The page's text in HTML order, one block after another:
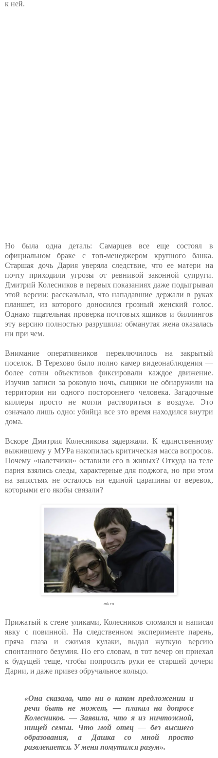
к ней.
Но была одна деталь: Самарцев все еще состоял в
официальном браке с топ-менеджером крупного банка.
Старшая дочь Дария уверяла следствие, что ее матери на
почту приходили угрозы от ревнивой законной супруги.
Дмитрий Колесников в первых показаниях даже подыгрывал
этой версии: рассказывал, что нападавшие держали в руках
планшет, из которого доносился грозный женский голос.
Однако тщательная проверка почтовых ящиков и биллингов
эту версию полностью разрушила: обманутая жена оказалась
ни при чем.
Внимание оперативников переключилось на закрытый
поселок. В Терехово было полно камер видеонаблюдения —
более сотни объективов фиксировали каждое движение.
Изучив записи за роковую ночь, сыщики не обнаружили на
территории ни одного постороннего человека. Загадочные
киллеры просто не могли раствориться в воздухе. Это
означало лишь одно: убийца все это время находился внутри
дома.
Вскоре Дмитрия Колесникова задержали. К единственному
выжившему у МУРа накопилась критическая масса вопросов.
Почему «налетчики» оставили его в живых? Откуда на теле
парня взялись следы, характерные для поджога, но при этом
на запястьях не осталось ни единой царапины от веревок,
которыми его якобы связали?
mk.ru
Прижатый к стене уликами, Колесников сломался и написал
явку с повинной. На следственном эксперименте парень,
пряча глаза и сжимая кулаки, выдал жуткую версию
спонтанного безумия. По его словам, в тот вечер он приехал
к будущей теще, чтобы попросить руки ее старшей дочери
Дарии, и даже привез обручальное кольцо.
«Она сказала, что ни о каком предложении и
речи быть не может, — плакал на допросе
Колесников. — Заявила, что я из ничтожной,
нищей семьи. Что мой отец — без высшего
образования, а Дашка со мной просто
развлекается. У меня помутился разум».